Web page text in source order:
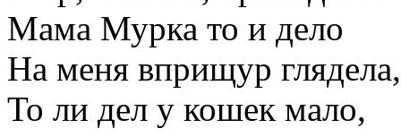
Мама Мурка то и дело
На меня вприщур глядела,
То ли дел у кошек мало,